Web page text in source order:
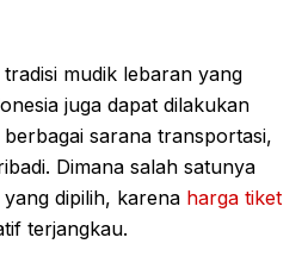
mudik lebaran yang
juga dapat dilakukan
sarana transportasi,
Dimana salah satunya
dipilih, karena harga tiket
terjangkau.